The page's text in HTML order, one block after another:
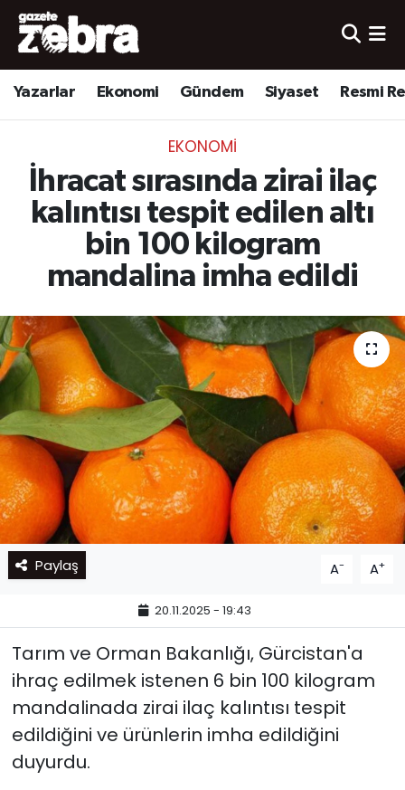
Yazarlar Ekonomi Gündem Siyaset Resmi
EKONOMI
İhracat sırasında zirai ilaç
kalıntısı tespit edilen altı
bin 100 kilogram
mandalina imha edildi
Paylaş A- A+
20.11.2025 - 19:43
Tarım ve Orman Bakanlığı, Gürcistan'a
ihraç edilmek istenen 6 bin 100 kilogram
mandalinada zirai ilaç kalıntısı tespit
edildiğini ve ürünlerin imha edildiğini
duyurdu.
Yazarlar
Ekonomi
Yerel
Spor
Nöbetçi Eczaneler
Hava Durumu
Süper Lig Puan Durumu ve Fikstür
Tüm Manşetler
Haber Arşivi